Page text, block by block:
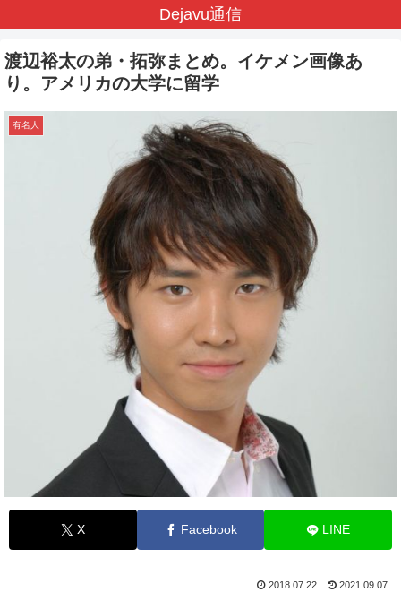
Dejavu通信
渡辺裕太の弟・拓弥まとめ。イケメン画像あ
り。アメリカの大学に留学
有名人
X Facebook LINE
2018.07.22 2021.09.07